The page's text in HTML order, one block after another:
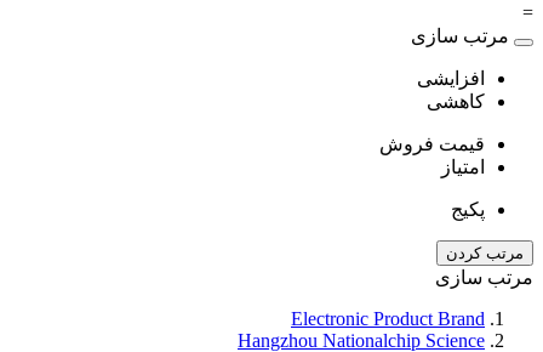
=
مرتب سازی
افزایشی
کاهشی
قیمت فروش
امتیاز
پکیج
مرتب کردن
مرتب سازی
Electronic Product Brand
Hangzhou Nationalchip Science